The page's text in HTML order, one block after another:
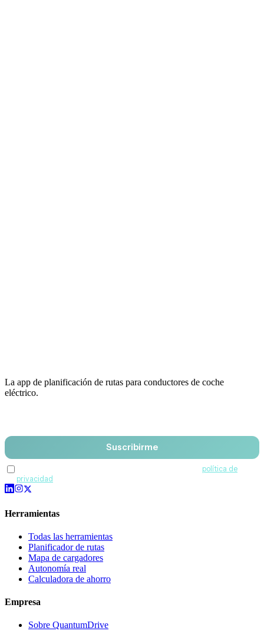
La app de planificación de rutas para conductores de coche
eléctrico.
Suscribirme
política de
privacidad
Herramientas
Todas las herramientas
Planificador de rutas
Mapa de cargadores
Autonomía real
Calculadora de ahorro
Empresa
Sobre QuantumDrive